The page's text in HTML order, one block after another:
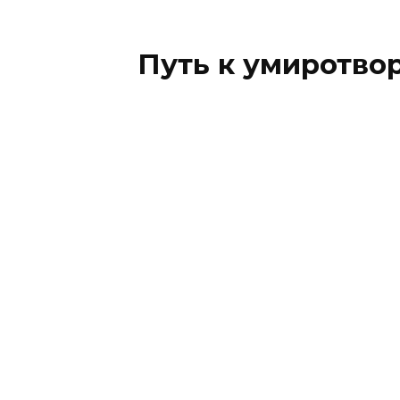
Путь к